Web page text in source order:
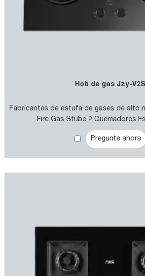
Hob de gas Jzy-V2S
Fabricantes de estufa de gases de alto
Fire Gas Stube 2 Quemadores
Pregunte ahora